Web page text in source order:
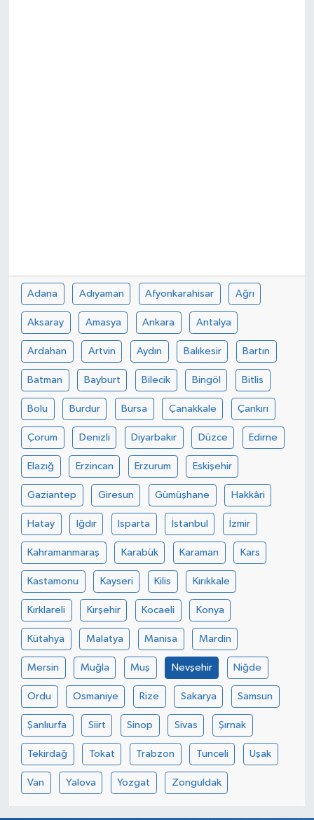
Adana Adıyaman Afyonkarahisar Ağrı
Aksaray Amasya Ankara Antalya
Ardahan Artvin Aydın Balıkesir Bartın
Batman Bayburt Bilecik Bingöl Bitlis
Bolu Burdur Bursa Çanakkale Çankırı
Çorum Denizli Diyarbakır Düzce Edirne
Elazığ Erzincan Erzurum Eskişehir
Gaziantep Giresun Gümüşhane Hakkâri
Hatay Iğdır Isparta İstanbul İzmir
Kahramanmaraş Karabük Karaman Kars
Kastamonu Kayseri Kilis Kırıkkale
Kırklareli Kırşehir Kocaeli Konya
Kütahya Malatya Manisa Mardin
Mersin Muğla Muş Nevşehir Niğde
Ordu Osmaniye Rize Sakarya Samsun
Şanlıurfa Siirt Sinop Sivas Şırnak
Tekirdağ Tokat Trabzon Tunceli Uşak
Van Yalova Yozgat Zonguldak